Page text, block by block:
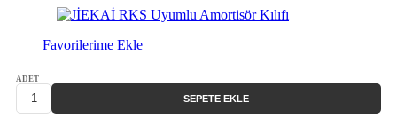
Favorilerime Ekle
ADET
SEPETE EKLE